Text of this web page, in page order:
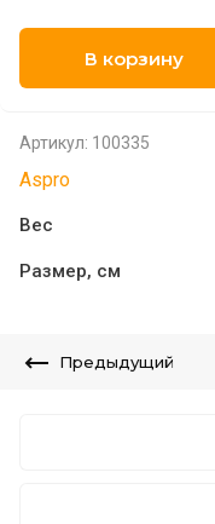
В корзину
Артикул: 100335
Aspro
Вес
Размер, см
Предыдущий